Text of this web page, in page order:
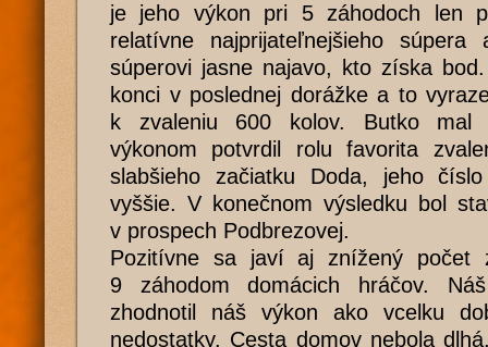
je jeho výkon pri 5 záhodoch len
relatívne najprijateľnejšieho
súperovi jasne najavo, kto získa
konci v poslednej dorážke a to
k zvaleniu 600 kolov. Butko mal
výkonom potvrdil rolu favorita
slabšieho začiatku Doda, jeho
vyššie. V konečnom výsledku bol
v prospech Podbrezovej.
Pozitívne sa javí aj znížený počet
9 záhodom domácich hráčov.
zhodnotil náš výkon ako vcelku
nedostatky. Cesta domov nebola